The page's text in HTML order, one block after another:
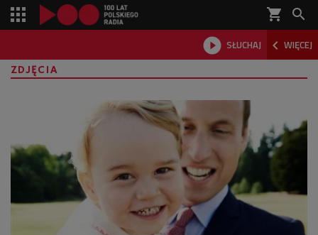
shopping_cart 
 SŁUCHAJ  WIĘCEJ

ZDJĘCIA